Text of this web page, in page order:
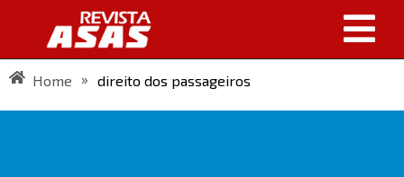
Home » direito dos passageiros